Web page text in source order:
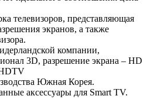
телевизоров, представляющая
экранов, а также
компании,
3D, разрешение экрана – HD
Южная Корея.
аксессуары для Smart TV.